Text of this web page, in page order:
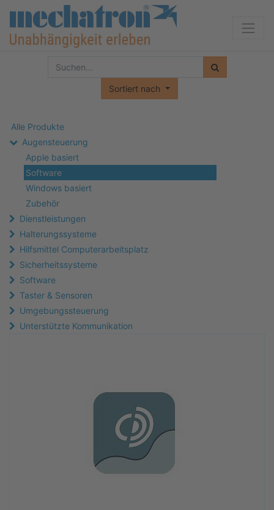
Sortiert nach
Alle Produkte
Augensteuerung
Apple basiert
Software
Windows basiert
Zubehör
Dienstleistungen
Halterungssysteme
Hilfsmittel Computerarbeitsplatz
Sicherheitssysteme
Software
Taster & Sensoren
Umgebungssteuerung
Unterstützte Kommunikation